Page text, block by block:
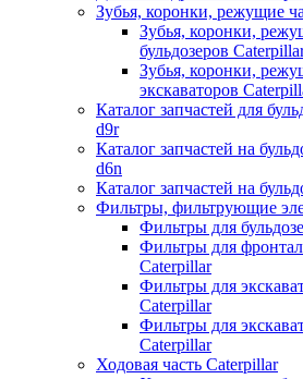
Зубья, коронки, режущие
Зубья, коронки,
бульдозеров
Зубья, коронки,
экскаваторов
Каталог запчастей для
d9r
Каталог запчастей на
d6n
Каталог запчастей на
Фильтры, фильтрующие
Фильтры для
Фильтры для
Caterpillar
Фильтры для
Caterpillar
Фильтры для
Caterpillar
Ходовая часть Caterpillar